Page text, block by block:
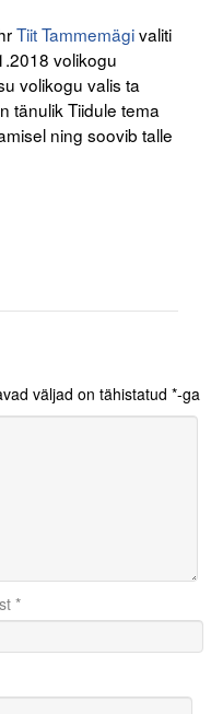
Tiit Tammemägivaliti
volikogu
volikogu valis ta
tänulik Tiidule tema
ning soovib talle
väljad on tähistatud *-ga
*